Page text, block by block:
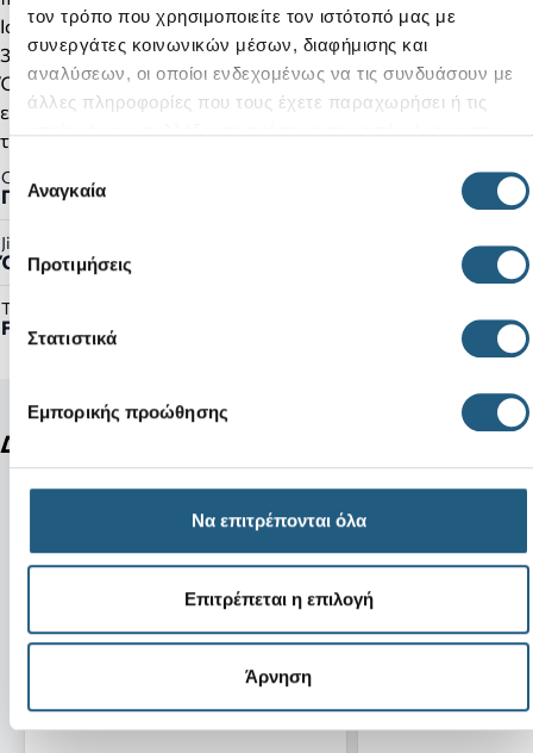
τον τρόπο που χρησιμοποιείτε τον ιστότοπό μας με
συνεργάτες κοινωνικών μέσων, διαφήμισης και
αναλύσεων, οι οποίοι ενδεχομένως να τις συνδυάσουν με
άλλες πληροφορίες που τους έχετε παραχωρήσει ή τις
συγκατάθεσης
Αναγκαία
Προτιμήσεις
Στατιστικά
Εμπορικής προώθησης
Να επιτρέπονται όλα
Επιτρέπεται η επιλογή
Άρνηση
Iconic Crocs Comfort™: ελαφριά, εύκαμπτα και με άνεση
360°.
Όπως συμβαίνει με τα περισσότερα λεία υλικά, ενδέχεται να
εμφανιστούν μικρά σημάδια φθοράς στο επάνω μέρος κατά
τη φυσιολογική χρήση.
Gender:
Γυναικείο
Jibbitz™ Ready:
Όχι
Τύπος Προϊόντος:
Flips
Δείτε ακόμη